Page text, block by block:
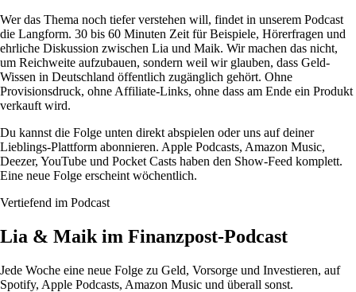
Wer das Thema noch tiefer verstehen will, findet in unserem Podcast
die Langform. 30 bis 60 Minuten Zeit für Beispiele, Hörerfragen und
ehrliche Diskussion zwischen Lia und Maik. Wir machen das nicht,
um Reichweite aufzubauen, sondern weil wir glauben, dass Geld-
Wissen in Deutschland öffentlich zugänglich gehört. Ohne
Provisionsdruck, ohne Affiliate-Links, ohne dass am Ende ein Produkt
verkauft wird.
Du kannst die Folge unten direkt abspielen oder uns auf deiner
Lieblings-Plattform abonnieren. Apple Podcasts, Amazon Music,
Deezer, YouTube und Pocket Casts haben den Show-Feed komplett.
Eine neue Folge erscheint wöchentlich.
Vertiefend im Podcast
Lia & Maik im Finanzpost-Podcast
Jede Woche eine neue Folge zu Geld, Vorsorge und Investieren, auf
Spotify, Apple Podcasts, Amazon Music und überall sonst.